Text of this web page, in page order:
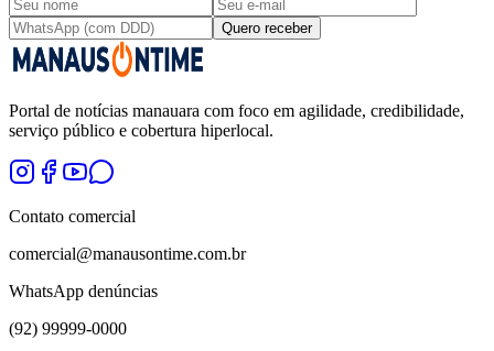
Quero receber
Portal de notícias manauara com foco em agilidade, credibilidade,
serviço público e cobertura hiperlocal.
Contato comercial
comercial@manausontime.com.br
WhatsApp denúncias
(92) 99999-0000